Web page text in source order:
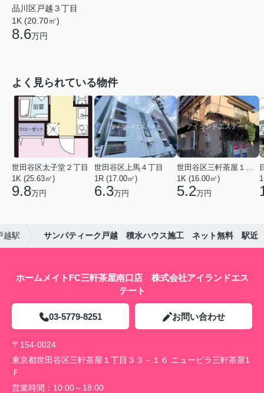
品川区戸越３丁目
1K (20.70㎡)
8.6万円
よく見られている物件
世田谷区太子堂２丁目
1K (25.63㎡)
9.8万円
世田谷区上馬４丁目
1R (17.00㎡)
6.3万円
1K (16.00㎡)
5.2万円
越駅 サンパティーク戸越 積水ハウス施工 ネット無料 駅近
ホームメイトFC三軒茶屋南口店 株式会社アイランドエス
テート
03-5779-8251 お問い合わせ
〒154-0024
東京都世田谷区三軒茶屋１丁目３３－１６ ニュービラ三軒茶屋1
Ｆ
営業時間： 10:00～18:00